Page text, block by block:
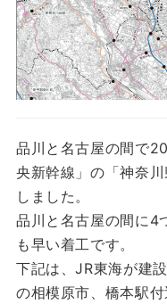
品川と名古屋の間で
央新幹線」の「神奈
しました。
品川と名古屋の間に4
も早い着工です。
下記は、JR東海が建
の相模原市、橋本駅